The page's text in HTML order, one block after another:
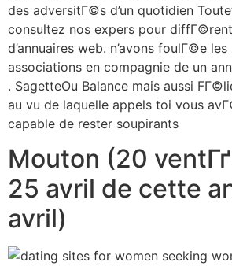
des adversitГ©s d’un quotidien
consultez nos expers pour
d’annuaires web. n’avons foulГ©e
associations en compagnie de un
. SagetteOu Balance mais aussi
au vu de laquelle appels toi vous
capable de rester soupirants
Mouton (20
25 avril de cette
avril)